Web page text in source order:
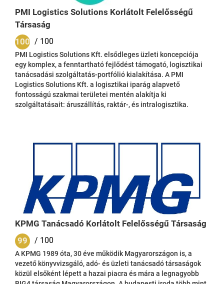
PMI Logistics Solutions Korlátolt Felelősségű
Társaság
100 / 100
PMI Logistics Solutions Kft. elsődleges üzleti koncepciója
egy komplex, a fenntartható fejlődést támogató, logisztikai
tanácsadási szolgáltatás-portfólió kialakítása. A PMI
Logistics Solutions Kft. a logisztikai iparág alapvető
fontosságú szakmai területei mentén alakítja ki
szolgáltatásait: áruszállítás, raktár-, és intralogisztika.
ipari környezetben, valós hozzáadott értékkel. A cél minden
KPMG Tanácsadó Korlátolt Felelősségű Társaság
99
/ 100
A KPMG 1989 óta, 30 éve működik Magyarországon is, a
vezető könyvvizsgáló, adó- és üzleti tanácsadó társaságok
közül elsőként lépett a hazai piacra és mára a legnagyobb